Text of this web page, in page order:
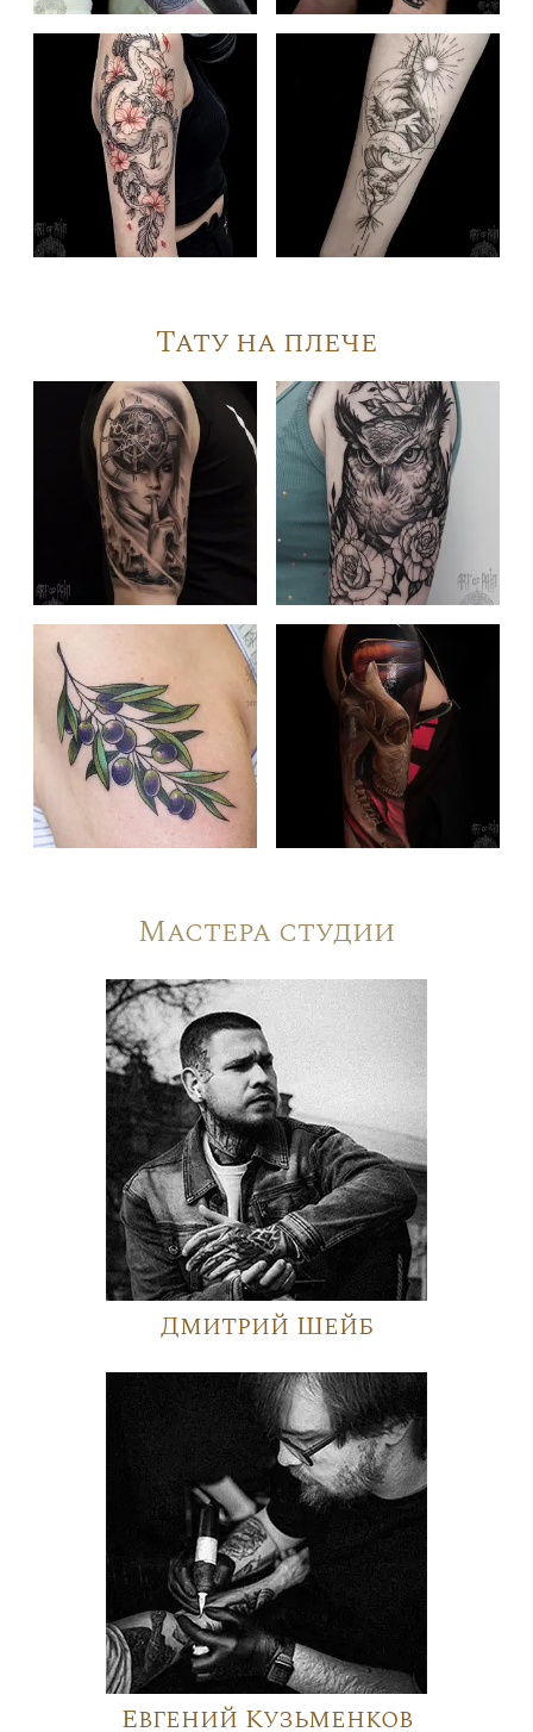
Тату на плече
Мастера студии
Дмитрий Шейб
Евгений Кузьменков